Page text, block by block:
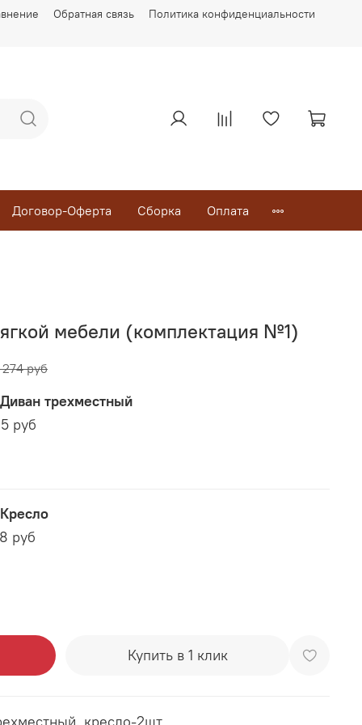
Обратная связь Политика конфиденциальности
Договор-Оферта Сборка Оплата
мебели (комплектация №1)
руб
трехместный
руб
руб
Купить в 1 клик